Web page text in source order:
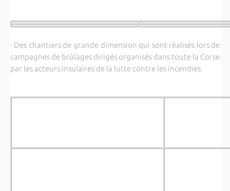
- Des chantiers de grande dimension qui sont réalisés lors de
campagnes de brûlages dirigés organisés dans toute la Corse
par les acteurs insulaires de la lutte contre les incendies.